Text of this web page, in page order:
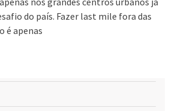
do país. Fazer last mile fora das
é apenas